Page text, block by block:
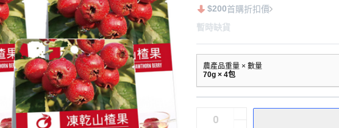
$200首購折扣價
暫時缺貨
農產品重量 × 數量
70g × 4包